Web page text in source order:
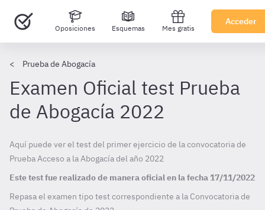
Oposiciones Esquemas Mes gratis
Acceder
Prueba de Abogacía
Examen Oficial test Prueba
de Abogacía 2022
Aquí puede ver el test del primer ejercicio de la convocatoria de
Prueba Acceso a la Abogacía del año 2022
Este test fue realizado de manera oficial en la fecha 17/11/2022
Repasa el examen tipo test correspondiente a la Convocatoria de